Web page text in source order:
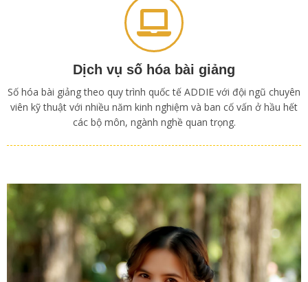
Dịch vụ số hóa bài giảng
Số hóa bài giảng theo quy trình quốc tế ADDIE với đội ngũ chuyên
viên kỹ thuật với nhiều năm kinh nghiệm và ban cố vấn ở hầu hết
các bộ môn, ngành nghề quan trọng.